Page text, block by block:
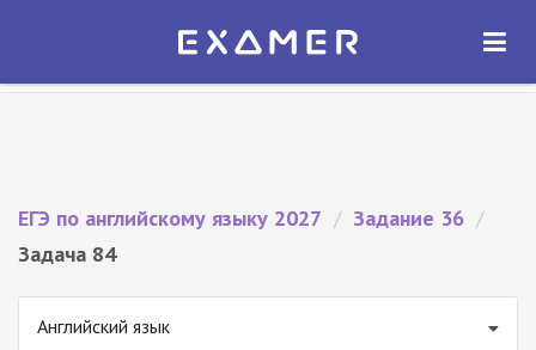
Экзамер — ЕГЭ 2027
ОТКРЫТЬ
ЕГЭ по английскому языку 2027 / Задание 36 /
Задача 84
Английский язык